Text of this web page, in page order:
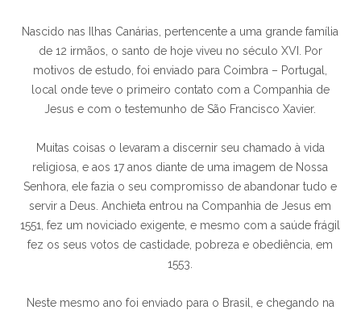
Nascido nas Ilhas Canárias, pertencente a uma grande família
de 12 irmãos, o santo de hoje viveu no século XVI. Por
motivos de estudo, foi enviado para Coimbra – Portugal,
local onde teve o primeiro contato com a Companhia de
Jesus e com o testemunho de São Francisco Xavier.
Muitas coisas o levaram a discernir seu chamado à vida
religiosa, e aos 17 anos diante de uma imagem de Nossa
Senhora, ele fazia o seu compromisso de abandonar tudo e
servir a Deus. Anchieta entrou na Companhia de Jesus em
1551, fez um noviciado exigente, e mesmo com a saúde frágil
fez os seus votos de castidade, pobreza e obediência, em
1553.
Neste mesmo ano foi enviado para o Brasil, e chegando na